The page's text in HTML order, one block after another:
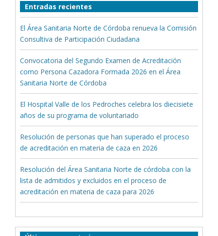
Entradas recientes
El Área Sanitaria Norte de Córdoba renueva la Comisión
Consultiva de Participación Ciudadana
Convocatoria del Segundo Examen de Acreditación
como Persona Cazadora Formada 2026 en el Área
Sanitaria Norte de Córdoba
El Hospital Valle de los Pedroches celebra los diecisiete
años de su programa de voluntariado
Resolución de personas que han superado el proceso
de acreditación en materia de caza en 2026
Resolución del Área Sanitaria Norte de córdoba con la
lista de admitidos y excluidos en el proceso de
acreditación en materia de caza para 2026